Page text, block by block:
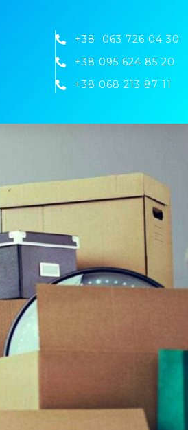
+38 063 726 04 30
+38 095 624 85 20
+38 068 213 87 11